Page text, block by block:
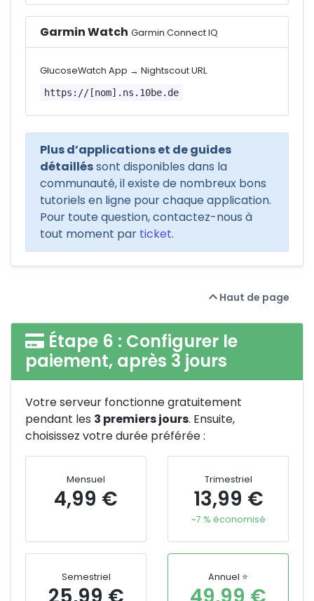
Garmin Watch Garmin Connect IQ
GlucoseWatch App → Nightscout URL
https://[nom].ns.10be.de
Plus d’applications et de guides
détailléssont disponibles dans la
communauté, il existe de nombreux bons
tutoriels en ligne pour chaque application.
Pour toute question, contactez-nous à
tout moment par ticket.
Haut de page
Étape 6 : Configurer le
paiement, après 3 jours
Votre serveur fonctionne gratuitement
pendant les 3 premiers jours. Ensuite,
choisissez votre durée préférée :
Mensuel
4,99 €
Trimestriel
13,99 €
~7 % économisé
Semestriel Annuel ⭐